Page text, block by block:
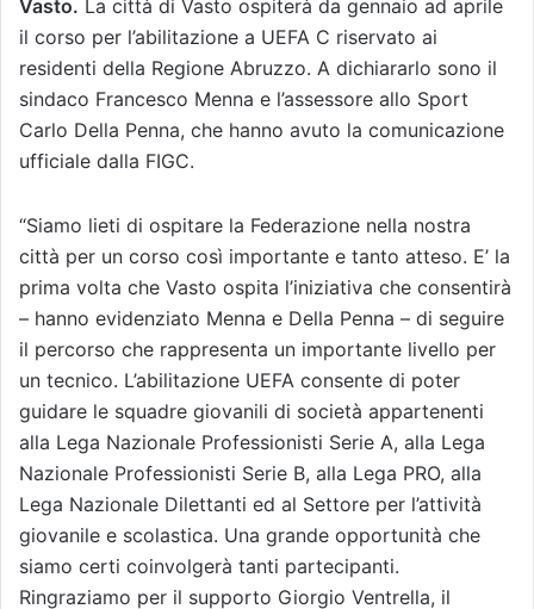
Vasto. La città di Vasto ospiterà da gennaio ad aprile
il corso per l’abilitazione a UEFA C riservato ai
residenti della Regione Abruzzo. A dichiararlo sono il
sindaco Francesco Menna e l’assessore allo Sport
Carlo Della Penna, che hanno avuto la comunicazione
ufficiale dalla FIGC.
“Siamo lieti di ospitare la Federazione nella nostra
città per un corso così importante e tanto atteso. E’ la
prima volta che Vasto ospita l’iniziativa che consentirà
– hanno evidenziato Menna e Della Penna – di seguire
il percorso che rappresenta un importante livello per
un tecnico. L’abilitazione UEFA consente di poter
guidare le squadre giovanili di società appartenenti
alla Lega Nazionale Professionisti Serie A, alla Lega
Nazionale Professionisti Serie B, alla Lega PRO, alla
Lega Nazionale Dilettanti ed al Settore per l’attività
giovanile e scolastica. Una grande opportunità che
siamo certi coinvolgerà tanti partecipanti.
Ringraziamo per il supporto Giorgio Ventrella, il